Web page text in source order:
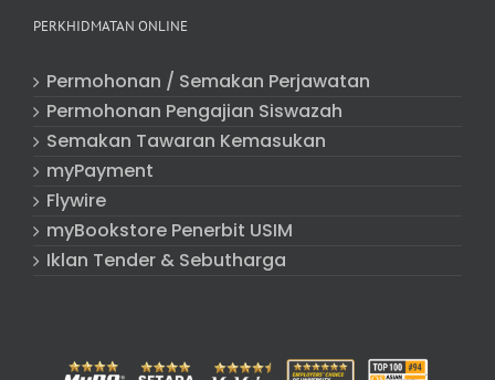
PERKHIDMATAN ONLINE
Permohonan / Semakan Perjawatan
Permohonan Pengajian Siswazah
Semakan Tawaran Kemasukan
myPayment
Flywire
myBookstore Penerbit USIM
Iklan Tender & Sebutharga